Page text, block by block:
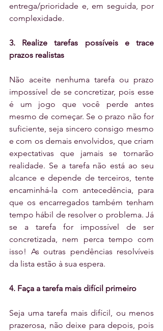
entrega/prioridade e, em seguida, por
complexidade.
3. Realize tarefas possíveis e trace
prazos realistas
Não aceite nenhuma tarefa ou prazo
impossível de se concretizar, pois esse
é um jogo que você perde antes
mesmo de começar. Se o prazo não for
suficiente, seja sincero consigo mesmo
e com os demais envolvidos, que criam
expectativas que jamais se tornarão
realidade. Se a tarefa não está ao seu
alcance e depende de terceiros, tente
encaminhá-la com antecedência, para
que os encarregados também tenham
tempo hábil de resolver o problema. Já
se a tarefa for impossível de ser
concretizada, nem perca tempo com
isso! As outras pendências resolvíveis
da lista estão à sua espera.
4. Faça a tarefa mais difícil primeiro
Seja uma tarefa mais difícil, ou menos
prazerosa, não deixe para depois, pois